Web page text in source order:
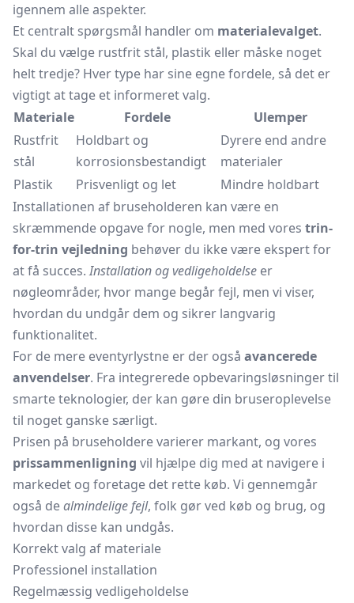
igennem alle aspekter.
Et centralt spørgsmål handler om materialevalget.
Skal du vælge rustfrit stål, plastik eller måske noget
helt tredje? Hver type har sine egne fordele, så det er
vigtigt at tage et informeret valg.
Materiale
Fordele
Ulemper
Rustfrit
stål
Holdbart og
korrosionsbestandigt
Dyrere end andre
materialer
Plastik
Prisvenligt og let
Mindre holdbart
Installationen af bruseholderen kan være en
skræmmende opgave for nogle, men med vores trin-
for-trin vejledning behøver du ikke være ekspert for
at få succes.Installation og vedligeholdelse er
nøgleområder, hvor mange begår fejl, men vi viser,
hvordan du undgår dem og sikrer langvarig
funktionalitet.
For de mere eventyrlystne er der også avancerede
anvendelser. Fra integrerede opbevaringsløsninger til
smarte teknologier, der kan gøre din bruseroplevelse
til noget ganske særligt.
Prisen på bruseholdere varierer markant, og vores
prissammenligning vil hjælpe dig med at navigere i
markedet og foretage det rette køb. Vi gennemgår
også dealmindelige fejl, folk gør ved køb og brug, og
hvordan disse kan undgås.
Korrekt valg af materiale
Professionel installation
Regelmæssig vedligeholdelse